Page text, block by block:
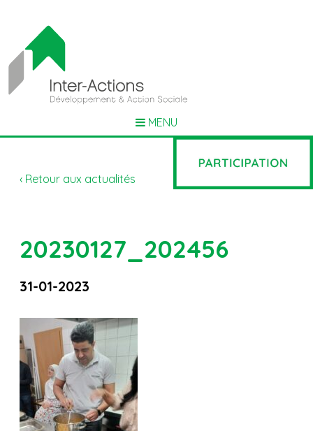
MENU
‹ Retour aux actualités
20230127_202456
31-01-2023